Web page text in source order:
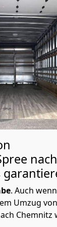
. Auch
Umzug von
Chemnitz